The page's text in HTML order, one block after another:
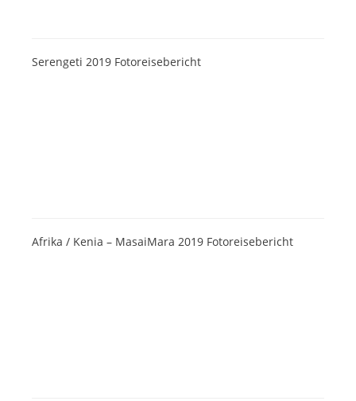
Serengeti 2019 Fotoreisebericht
Afrika / Kenia – MasaiMara 2019 Fotoreisebericht